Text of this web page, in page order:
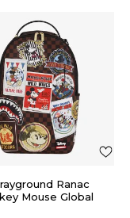
Ranac
Mouse Global